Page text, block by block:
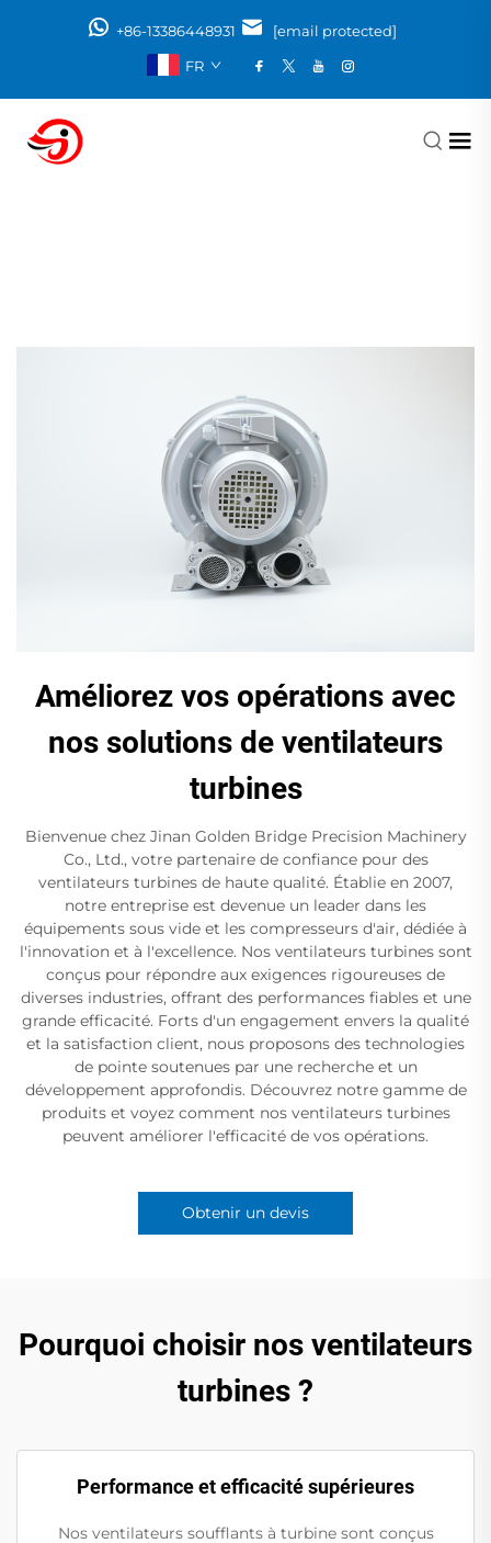
+86-13386448931
[email protected]
FR
Améliorez vos opérations avec
nos solutions de ventilateurs
turbines
Bienvenue chez Jinan Golden Bridge Precision Machinery
Co., Ltd., votre partenaire de confiance pour des
ventilateurs turbines de haute qualité. Établie en 2007,
notre entreprise est devenue un leader dans les
équipements sous vide et les compresseurs d'air, dédiée à
l'innovation et à l'excellence. Nos ventilateurs turbines sont
conçus pour répondre aux exigences rigoureuses de
diverses industries, offrant des performances fiables et une
grande efficacité. Forts d'un engagement envers la qualité
et la satisfaction client, nous proposons des technologies
de pointe soutenues par une recherche et un
développement approfondis. Découvrez notre gamme de
produits et voyez comment nos ventilateurs turbines
peuvent améliorer l'efficacité de vos opérations.
Obtenir un devis
Pourquoi choisir nos ventilateurs
turbines ?
Performance et efficacité supérieures
Nos ventilateurs soufflants à turbine sont conçus